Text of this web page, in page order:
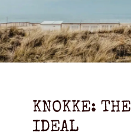
KNOKKE: THE
IDEAL